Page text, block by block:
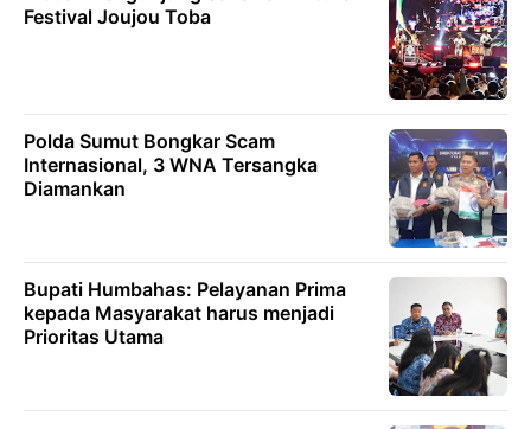
Festival Joujou Toba
Polda Sumut Bongkar Scam
Internasional, 3 WNA Tersangka
Diamankan
Bupati Humbahas: Pelayanan Prima
kepada Masyarakat harus menjadi
Prioritas Utama